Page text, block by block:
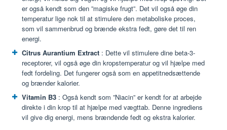
er også kendt som den ”magiske frugt”. Det vil også øge din
temperatur lige nok til at stimulere den metaboliske proces,
som vil sammenbrud og brænde ekstra fedt, gøre det til ren
energi.
Citrus Aurantium Extract : Dette vil stimulere dine beta-3-
receptorer, vil også øge din kropstemperatur og vil hjælpe med
fedt fordeling. Det fungerer også som en appetitnedsættende
og brænder kalorier.
Vitamin B3 : Også kendt som ”Niacin” er kendt for at arbejde
direkte i din krop til at hjælpe med vægttab. Denne ingrediens
vil give dig energi, mens brændende fedt og ekstra kalorier.